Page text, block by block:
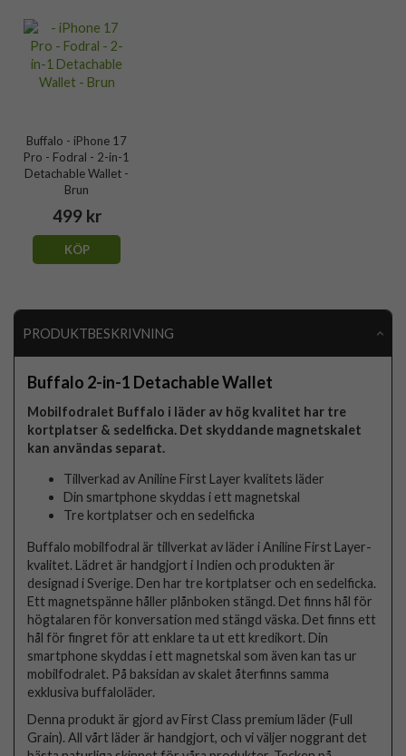
Buffalo - iPhone 17
Pro - Fodral - 2-in-1
Detachable Wallet -
Brun
499 kr
KÖP
PRODUKTBESKRIVNING
Buffalo 2-in-1 Detachable Wallet
Mobilfodralet Buffalo i läder av hög kvalitet har tre
kortplatser & sedelficka. Det skyddande magnetskalet
kan användas separat.
Tillverkad av Aniline First Layer kvalitets läder
Din smartphone skyddas i ett magnetskal
Tre kortplatser och en sedelficka
Buffalo mobilfodral är tillverkat av läder i Aniline First Layer-
kvalitet. Lädret är handgjort i Indien och produkten är
designad i Sverige. Den har tre kortplatser och en sedelficka.
Ett magnetspänne håller plånboken stängd. Det finns hål för
högtalaren för konversation med stängd väska. Det finns ett
hål för fingret för att enklare ta ut ett kredikort. Din
smartphone skyddas i ett magnetskal som även kan tas ur
mobilfodralet. På baksidan av skalet återfinns samma
exklusiva buffaloläder.
Denna produkt är gjord av First Class premium läder (Full
Grain). All vårt läder är handgjort, och vi väljer noggrant det